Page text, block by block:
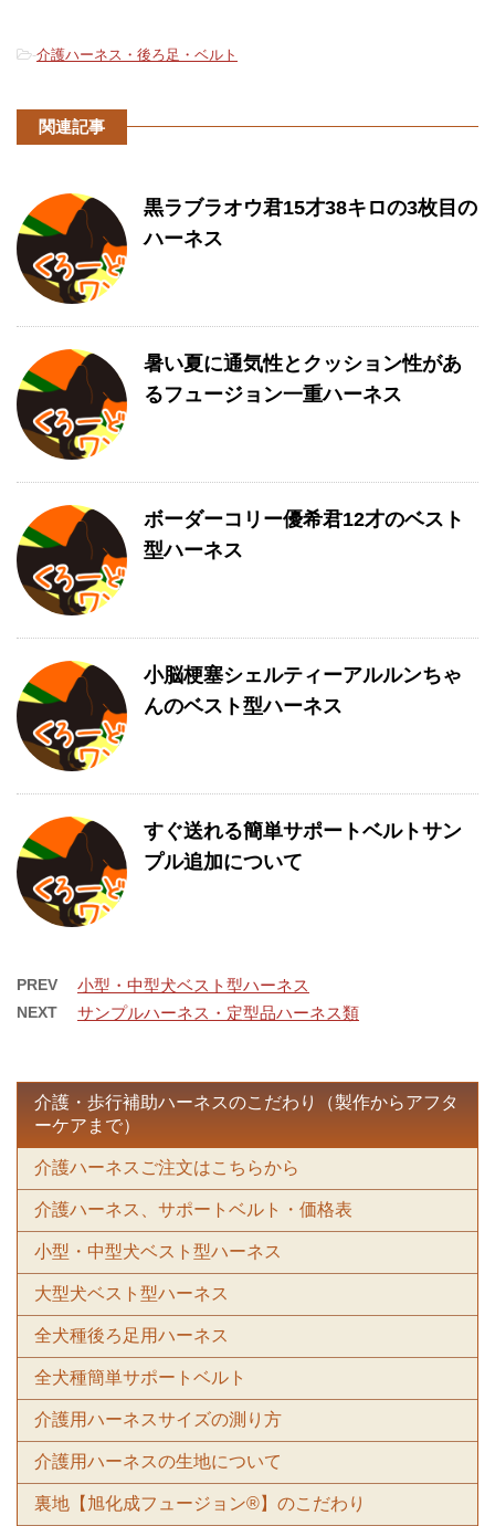
-介護ハーネス・後ろ足・ベルト
関連記事
黒ラブラオウ君15才38キロの3枚目の
ハーネス
暑い夏に通気性とクッション性があ
るフュージョン一重ハーネス
ボーダーコリー優希君12才のベスト
型ハーネス
小脳梗塞シェルティーアルルンちゃ
んのベスト型ハーネス
すぐ送れる簡単サポートベルトサン
プル追加について
PREV 小型・中型犬ベスト型ハーネス
NEXT サンプルハーネス・定型品ハーネス類
介護・歩行補助ハーネスのこだわり（製作からアフタ
ーケアまで）
介護ハーネスご注文はこちらから
介護ハーネス、サポートベルト・価格表
小型・中型犬ベスト型ハーネス
大型犬ベスト型ハーネス
全犬種後ろ足用ハーネス
全犬種簡単サポートベルト
介護用ハーネスサイズの測り方
介護用ハーネスの生地について
裏地【旭化成フュージョン®】のこだわり